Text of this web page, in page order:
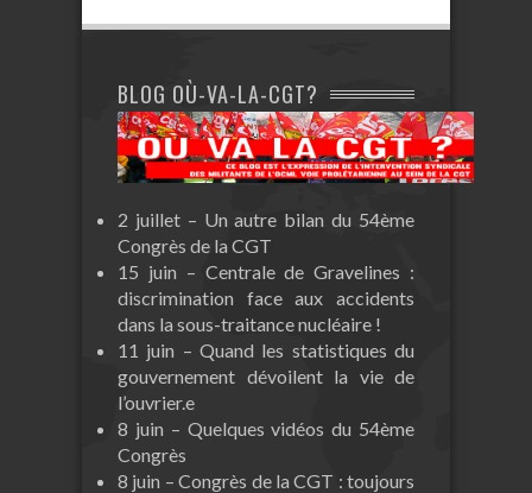
BLOG OÙ-VA-LA-CGT?
2 juillet – Un autre bilan du 54ème
Congrès de la CGT
15 juin – Centrale de Gravelines :
discrimination face aux accidents
dans la sous-traitance nucléaire !
11 juin – Quand les statistiques du
gouvernement dévoilent la vie de
l’ouvrier.e
8 juin – Quelques vidéos du 54ème
Congrès
8 juin – Congrès de la CGT : toujours